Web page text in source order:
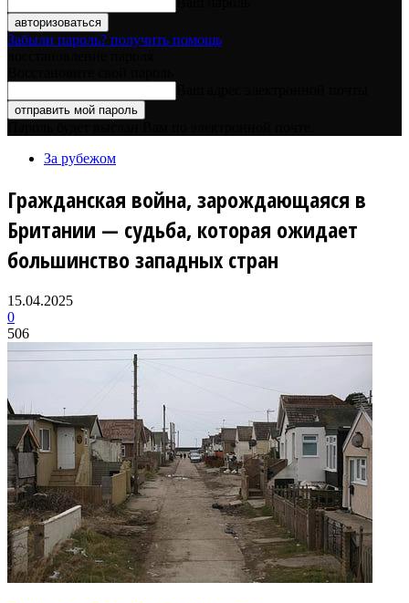
Забыли пароль? получить помощь
За рубежом
Гражданская война, зарождающаяся в
Британии — судьба, которая ожидает
большинство западных стран
15.04.2025
0
506